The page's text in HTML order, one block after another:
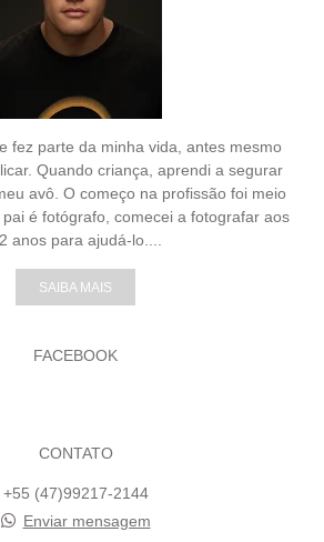
fez parte da minha vida, antes mesmo
Quando criança, aprendi a segurar
avô. O começo na profissão foi meio
é fotógrafo, comecei a fotografar aos
anos para ajudá-lo....
SAIBA MAIS
FACEBOOK
CONTATO
+55 (47)99217-2144
Enviar mensagem